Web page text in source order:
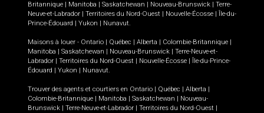
Britannique
Manitoba Saskatchewan Nouveau-Brunswick
Terre-
Neuve-et-Labrador
Territoires du Nord-Ouest Nouvelle-Écosse
Île-du-
Prince-Édouard
Yukon Nunavut.
Maisons à louer - Ontario Québec Alberta Colombie-Britannique
Manitoba
Saskatchewan Nouveau-Brunswick
Terre-Neuve-et-
Labrador
Territoires du Nord-Ouest Nouvelle-Écosse
Île-du-Prince-
Édouard
Yukon Nunavut.
Trouver des agents et courtiers en Ontario Québec Alberta
Colombie-Britannique
Manitoba Saskatchewan
Nouveau-
Brunswick
Terre-Neuve-et-Labrador Territoires du Nord-Ouest